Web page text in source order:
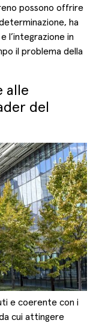
possono offrire
ha
l’integrazione in
il problema della
alle
del
e coerente con i
cui attingere